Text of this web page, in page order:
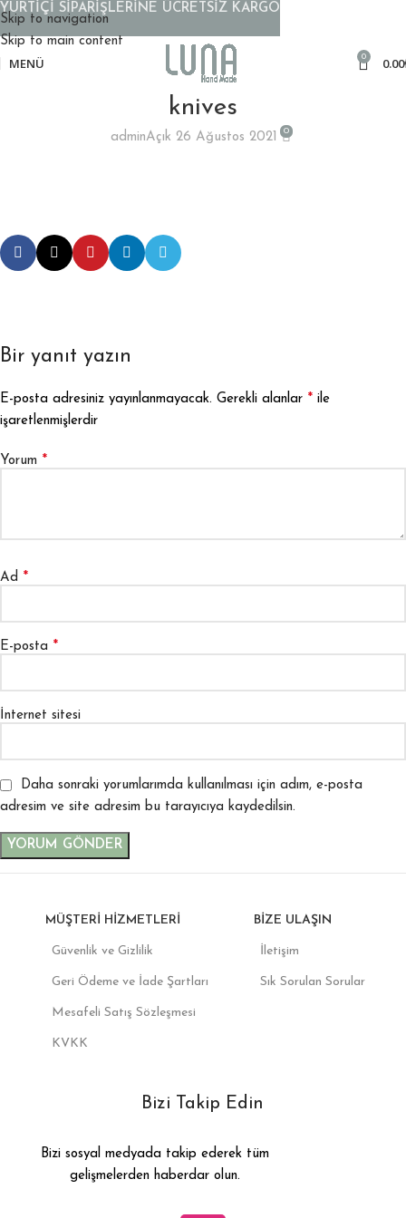
Skip to navigation
Skip to main content
MENÜ 0 0.00
knives
adminAçık 26 Ağustos 2021 0
Bir yanıt yazın
E-posta adresiniz yayınlanmayacak. Gerekli alanlar * ile
işaretlenmişlerdir
Yorum *
Ad *
E-posta *
İnternet sitesi
Daha sonraki yorumlarımda kullanılması için adım, e-posta
adresim ve site adresim bu tarayıcıya kaydedilsin.
MÜŞTERI HIZMETLERI
Güvenlik ve Gizlilik
Geri Ödeme ve İade Şartları
Mesafeli Satış Sözleşmesi
KVKK
BIZE ULAŞIN
İletişim
Sık Sorulan Sorular
Bizi Takip Edin
Bizi sosyal medyada takip ederek tüm
gelişmelerden haberdar olun.
YURTİÇİ SİPARİŞLERİNE ÜCRETSİZ KARGO